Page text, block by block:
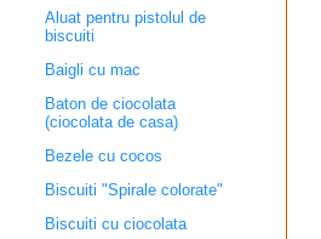
Aluat pentru pistolul de
biscuiti
Baigli cu mac
Baton de ciocolata
(ciocolata de casa)
Bezele cu cocos
Biscuiti "Spirale colorate"
Biscuiti cu ciocolata